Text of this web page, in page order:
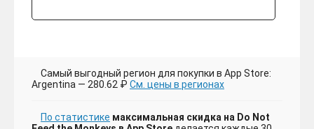
Самый выгодный регион для покупки в App Store:
Argentina — 280.62 ₽ См. цены в регионах
По статистике максимальная скидка на Do Not